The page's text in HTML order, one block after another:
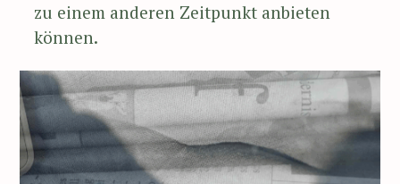
zu einem anderen Zeitpunkt anbieten
können.